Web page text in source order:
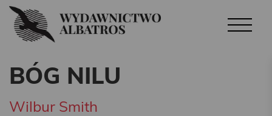
BÓG NILU
Wilbur Smith